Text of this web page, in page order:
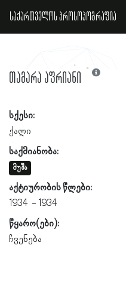
საქართველოს პროსოპოგრაფია
თამარა აფრიანი
სქესი:
ქალი
საქმიანობა:
მუშა
აქტიურობის წლები:
1934
1934
წყარო(ები):
ჩვენება